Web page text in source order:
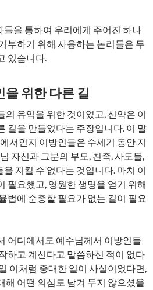
을 통하여 우리에게 주어진 하나
부하기 위해 사용하는 논리들은 두
있습니다.
을 위한 다른 길
의 유익을 위한 것이었고, 신약은 이
길을 만들었다는 주장입니다. 이 말
서인지 이방인들은 수세기 동안 지
자신과 그분의 부모, 친족, 사도들,
지킬 수 없다는 것입니다. 마치 이
필요했고, 영원한 생명을 얻기 위해
법에 순종할 필요가 없는 길이 필요
어디에서도 예수님께서 이방인들
하고 계신다고 말씀하신 적이 없다
이처럼 중대한 일이 사실이었다면,
해 어떤 의심도 남겨 두지 않으셨을